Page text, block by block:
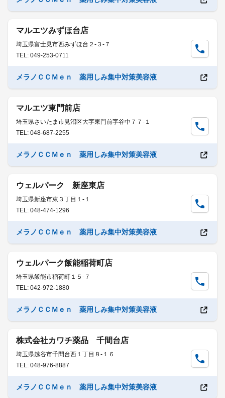
マルエツみずほ台店
埼玉県富士見市西みずほ台２-３-７
TEL: 049-253-0711
メラノＣＣＭｅｎ 薬用しみ集中対策美容液
マルエツ東門前店
埼玉県さいたま市見沼区大字東門前字谷中７７-１
TEL: 048-687-2255
メラノＣＣＭｅｎ 薬用しみ集中対策美容液
ウェルパーク 新座東店
埼玉県新座市東３丁目１-１
TEL: 048-474-1296
メラノＣＣＭｅｎ 薬用しみ集中対策美容液
ウェルパーク飯能稲荷町店
埼玉県飯能市稲荷町１５-７
TEL: 042-972-1880
メラノＣＣＭｅｎ 薬用しみ集中対策美容液
株式会社カワチ薬品 千間台店
埼玉県越谷市千間台西１丁目８-１６
TEL: 048-976-8887
メラノＣＣＭｅｎ 薬用しみ集中対策美容液